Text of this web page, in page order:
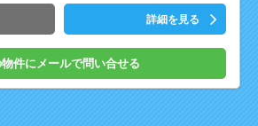
詳細を見る
件にメールで問い合せる